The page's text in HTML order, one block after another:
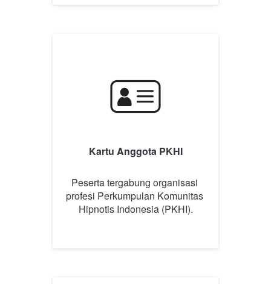
Kartu Anggota PKHI
Peserta tergabung organisasi
profesi Perkumpulan Komunitas
Hipnotis Indonesia (PKHI).